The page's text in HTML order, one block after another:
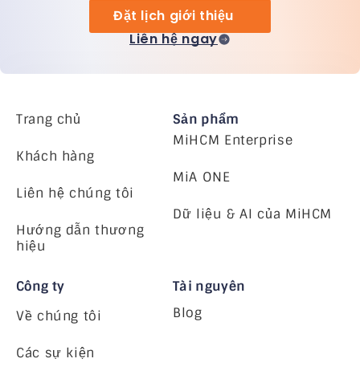
Đặt lịch giới thiệu
Liên hệ ngay
Trang chủ
Khách hàng
Liên hệ chúng tôi
Hướng dẫn thương
hiệu
Sản phẩm
MiHCM Enterprise
MiA ONE
Dữ liệu & AI của MiHCM
Công ty
Về chúng tôi
Các sự kiện
Tài nguyên
Blog